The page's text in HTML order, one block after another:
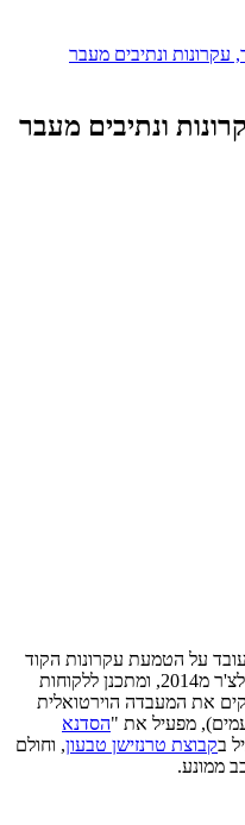
ונתיבים מעבר
ונתיבים מעבר
דיפלומה בפרמקלצ'ר משנת 2015. עובד על הטמעת עקרונות הקוד
הפתוח בעולם הפרמקלצ'ר, מלמד פרמקלצ'ר מ2014, ומתכנן ללקוחות
את המעבדה הוירטואלית
מפעיל את "הסדנא
בקבוצת טרנזישן טבעון, וחולם
ממונע.